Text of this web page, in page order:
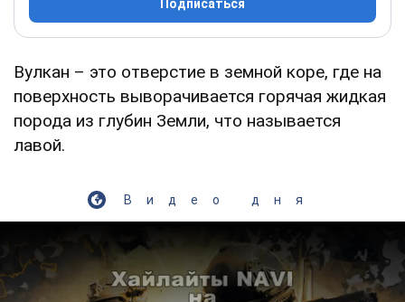
Подписаться
Вулкан – это отверстие в земной коре, где на
поверхность выворачивается горячая жидкая
порода из глубин Земли, что называется
лавой.
Видео дня